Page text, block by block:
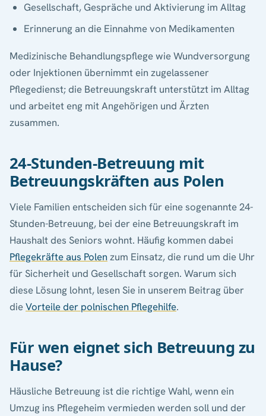
Gesellschaft, Gespräche und Aktivierung im Alltag
Erinnerung an die Einnahme von Medikamenten
Medizinische Behandlungspflege wie Wundversorgung
oder Injektionen übernimmt ein zugelassener
Pflegedienst; die Betreuungskraft unterstützt im Alltag
und arbeitet eng mit Angehörigen und Ärzten
zusammen.
24-Stunden-Betreuung mit
Betreuungskräften aus Polen
Viele Familien entscheiden sich für eine sogenannte 24-
Stunden-Betreuung, bei der eine Betreuungskraft im
Haushalt des Seniors wohnt. Häufig kommen dabei
Pflegekräfte aus Polen zum Einsatz, die rund um die Uhr
für Sicherheit und Gesellschaft sorgen. Warum sich
diese Lösung lohnt, lesen Sie in unserem Beitrag über
dieVorteile der polnischen Pflegehilfe.
Für wen eignet sich Betreuung zu
Hause?
Häusliche Betreuung ist die richtige Wahl, wenn ein
Umzug ins Pflegeheim vermieden werden soll und der